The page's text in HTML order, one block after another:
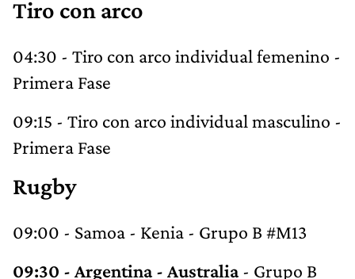
Tiro con arco
04:30 - Tiro con arco individual femenino -
Primera Fase
09:15 - Tiro con arco individual masculino -
Primera Fase
Rugby
09:00 - Samoa - Kenia - Grupo B #M13
09:30 - Argentina - Australia- Grupo B